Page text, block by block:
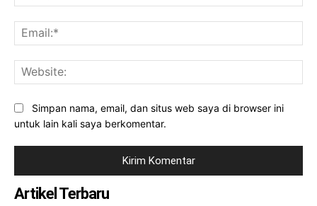
Simpan nama, email, dan situs web saya di browser ini
untuk lain kali saya berkomentar.
Artikel Terbaru